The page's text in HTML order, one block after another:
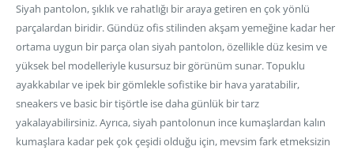
Siyah pantolon, şıklık ve rahatlığı bir araya getiren en çok yönlü
parçalardan biridir. Gündüz ofis stilinden akşam yemeğine kadar her
ortama uygun bir parça olan siyah pantolon, özellikle düz kesim ve
yüksek bel modelleriyle kusursuz bir görünüm sunar. Topuklu
ayakkabılar ve ipek bir gömlekle sofistike bir hava yaratabilir,
sneakers ve basic bir tişörtle ise daha günlük bir tarz
yakalayabilirsiniz. Ayrıca, siyah pantolonun ince kumaşlardan kalın
kumaşlara kadar pek çok çeşidi olduğu için, mevsim fark etmeksizin